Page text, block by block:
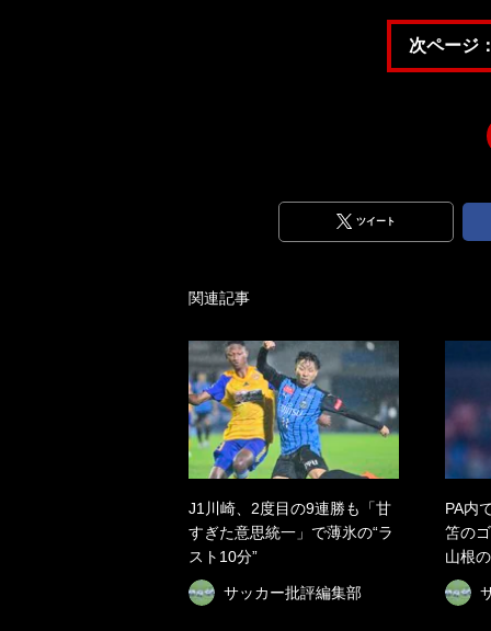
次ページ
ツイート
関連記事
J1川崎、2度目の9連勝も「甘
すぎた意思統一」で薄氷の“ラ
スト10分”
サッカー批評編集部
PA内
笘の
山根